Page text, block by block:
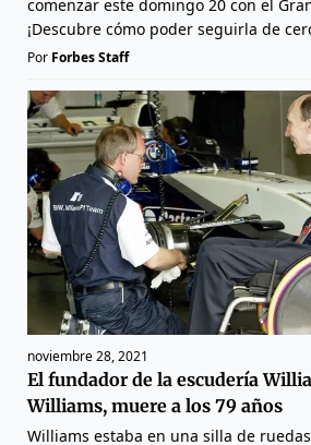
comenzar este domingo 20 con el
¡Descubre cómo poder seguirla de
Por Forbes Staff
noviembre 28, 2021
El fundador de la escudería
Williams, muere a los 79 años
Williams estaba en una silla de